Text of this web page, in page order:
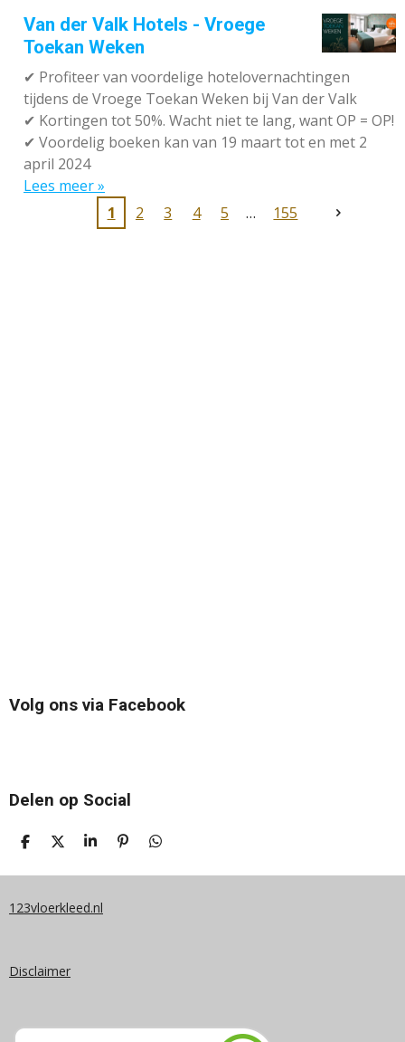
Van der Valk Hotels - Vroege
Toekan Weken
✔ Profiteer van voordelige hotelovernachtingen
tijdens de Vroege Toekan Weken bij Van der Valk
✔ Kortingen tot 50%. Wacht niet te lang, want OP = OP!
✔ Voordelig boeken kan van 19 maart tot en met 2
april 2024
Lees meer »
1
2 3 4 5 155
Volg ons via Facebook
Delen op Social
D
L
N
D
E
S
A
E
P
N
D
L
123vloerkleed.nl
Disclaimer